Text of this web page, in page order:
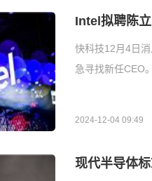
Intel拟聘陈
快科技12月4日
急寻找新任CEO
2024-12-04 09:49
现代半导体